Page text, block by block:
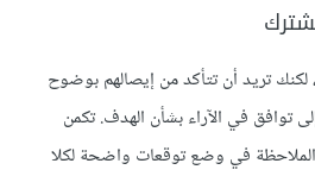
تريد أن تتأكد من إيصالهم بوضوح
توافق في الآراء بشأن الهدف. تكمن
الملاحظة في وضع توقعات واضحة لكلا